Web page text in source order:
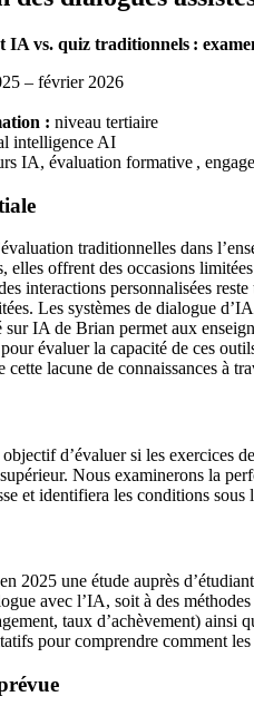
vs. quiz traditionnels :
– février 2026
: niveau tertiaire
intelligence AI
IA, évaluation formative ,
traditionnelles dans
elles offrent des occasions
interactions personnalisées
Les systèmes de dialogue
sur IA de Brian permet aux
évaluer la capacité de ces
cette lacune de connaissances à
d’évaluer si les exercices
Nous examinerons la
et identifiera les conditions
2025 une étude auprès
avec l’IA, soit à des
taux d’achèvement) ainsi
pour comprendre comment